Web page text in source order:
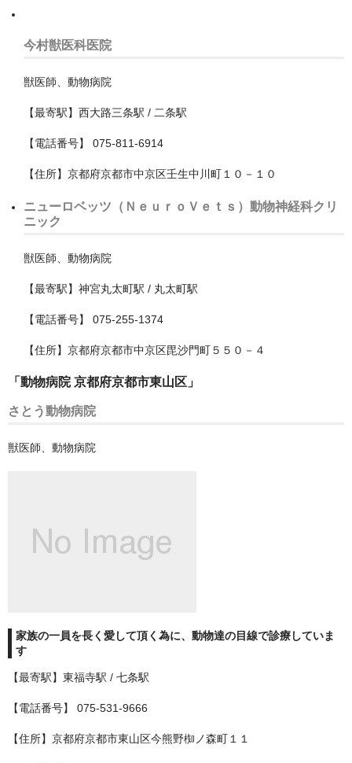
府中市
文京区
新宿区
日野市
昭島市
杉並区
東久留米市
東大和市
東村山市
板橋区
武蔵村山市
武蔵野市
江戸川区
渋谷区
町田市
目黒区
福生市
稲城市
今村獣医科医院
獣医師、動物病院
【最寄駅】西大路三条駅 / 二条駅
【電話番号】 075-811-6914
【住所】京都府京都市中京区壬生中川町１０－１０
ニューロベッツ（ＮｅｕｒｏＶｅｔｓ）動物神経科クリ
ニック
獣医師、動物病院
【最寄駅】神宮丸太町駅 / 丸太町駅
【電話番号】 075-255-1374
【住所】京都府京都市中京区毘沙門町５５０－４
「動物病院 京都府京都市東山区」
さとう動物病院
獣医師、動物病院
家族の一員を長く愛して頂く為に、動物達の目線で診療していま
す
【最寄駅】東福寺駅 / 七条駅
【電話番号】 075-531-9666
【住所】京都府京都市東山区今熊野椥ノ森町１１